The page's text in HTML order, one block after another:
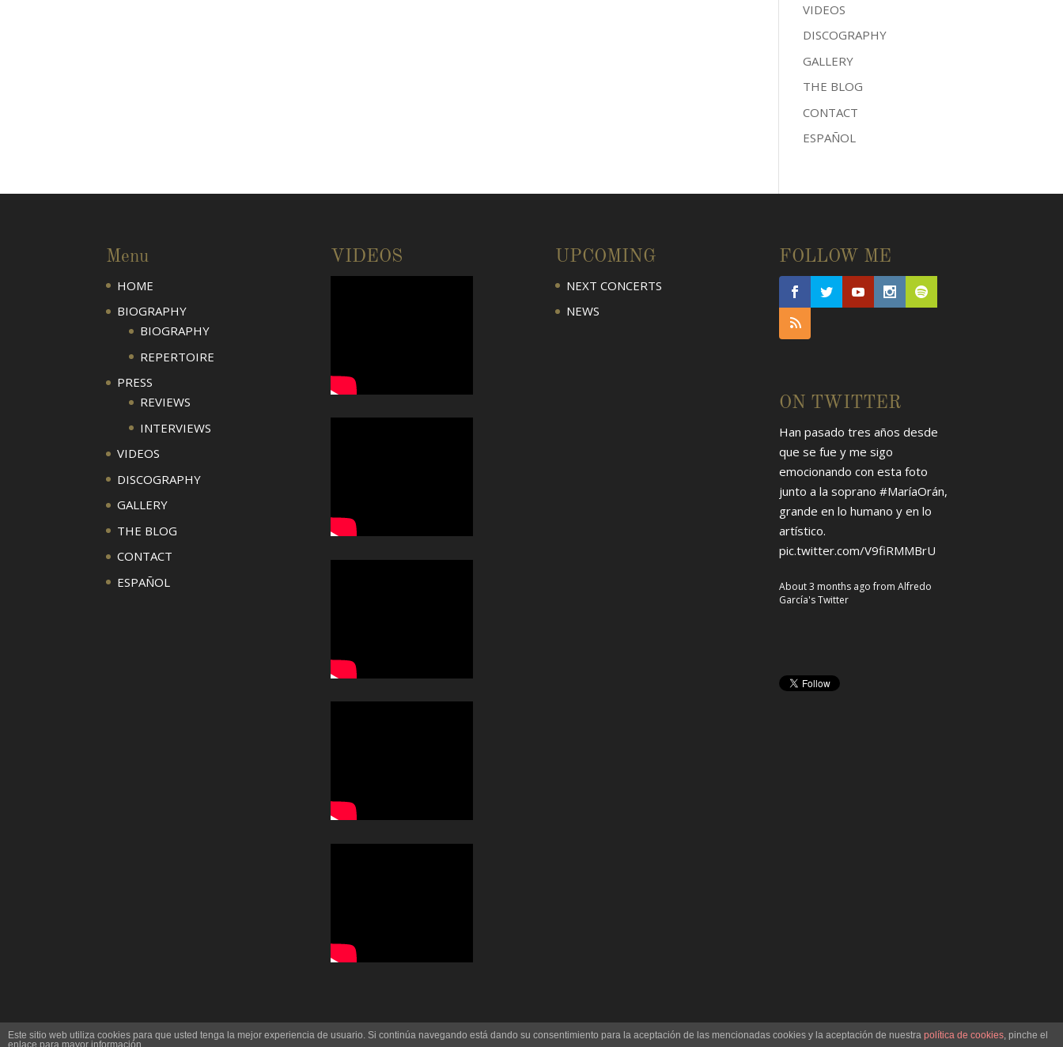
VIDEOS
DISCOGRAPHY
GALLERY
THE BLOG
CONTACT
ESPAÑOL
Menu
HOME
BIOGRAPHY
BIOGRAPHY
REPERTOIRE
PRESS
REVIEWS
INTERVIEWS
VIDEOS
DISCOGRAPHY
GALLERY
THE BLOG
CONTACT
ESPAÑOL
VIDEOS UPCOMING
NEXT CONCERTS
NEWS
FOLLOW ME
ON TWITTER
Han pasado tres años desde
que se fue y me sigo
emocionando con esta foto
junto a la soprano#MaríaOrán,
grande en lo humano y en lo
artístico.
pic.twitter.com/V9fiRMMBrU
About 3 months agofromAlfredo
García's Twitter
Este sitio web utiliza cookies para que usted tenga la mejor experiencia de usuario. Si continúa navegando está dando su consentimiento para la aceptación de las mencionadas cookies y la aceptación de nuestra política de cookies, pinche el
enlace para mayor información.